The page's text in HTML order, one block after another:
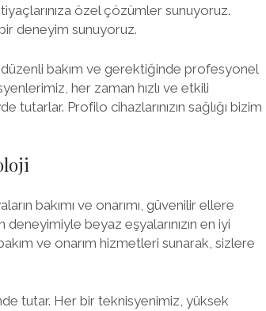
özel çözümler sunuyoruz.
deneyim sunuyoruz.
düzenli bakım ve gerektiğinde profesyonel
her zaman hızlı ve etkili
tutarlar. Profilo cihazlarınızın sağlığı bizim
bakımı ve onarımı, güvenilir ellere
beyaz eşyalarınızın en iyi
ve onarım hizmetleri sunarak, sizlere
tutar. Her bir teknisyenimiz, yüksek